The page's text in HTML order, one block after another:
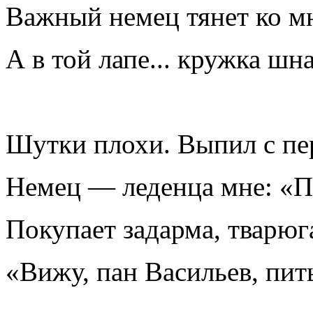
Важный немец тянет ко
А в той лапе... кружка
Шутки плохи. Выпил с
Немец — леденца мне:
Покупает задарма,
«Вижу, пан Васильев,